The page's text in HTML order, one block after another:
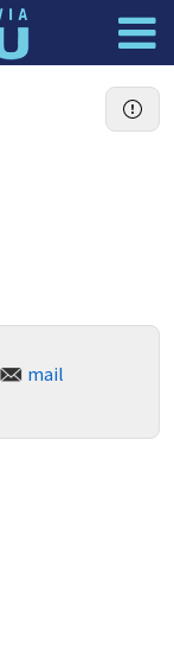
Logga in
mail